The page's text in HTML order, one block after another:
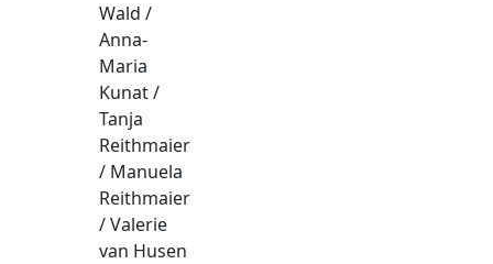
Wald /
Anna-
Maria
Kunat /
Tanja
Reithmaier
/ Manuela
Reithmaier
/ Valerie
van Husen